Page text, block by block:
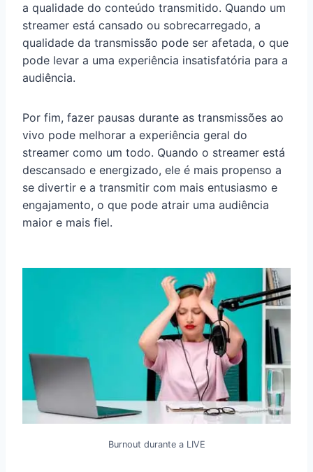
a qualidade do conteúdo transmitido. Quando um
streamer está cansado ou sobrecarregado, a
qualidade da transmissão pode ser afetada, o que
pode levar a uma experiência insatisfatória para a
audiência.
Por fim, fazer pausas durante as transmissões ao
vivo pode melhorar a experiência geral do
streamer como um todo. Quando o streamer está
descansado e energizado, ele é mais propenso a
se divertir e a transmitir com mais entusiasmo e
engajamento, o que pode atrair uma audiência
maior e mais fiel.
Burnout durante a LIVE